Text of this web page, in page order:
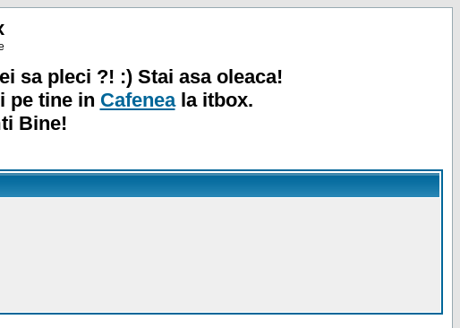
sa pleci ?! :) Stai asa oleaca!
pe tine in Cafeneala itbox.
Bine!